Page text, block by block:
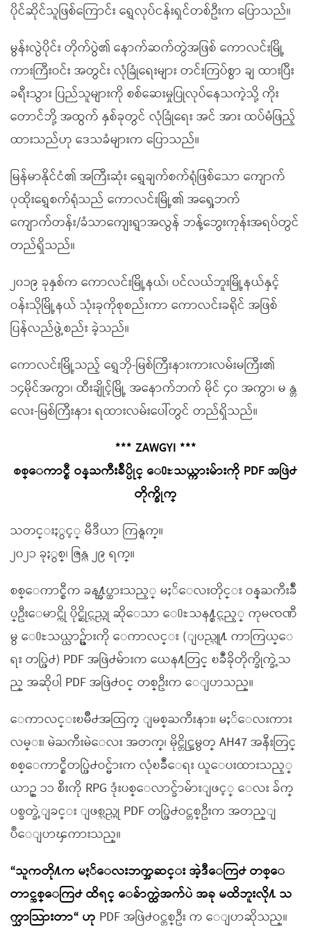
ပိုင်ဆိုင်သူဖြစ်ကြောင်း ရွှေလုပ်ငန်းရှင်တစ်ဦးက ပြောသည်။
မွန်းလွဲပိုင်း တိုက်ပွဲ၏ နောက်ဆက်တွဲအဖြစ် ကောလင်းမြို့
ကားကြီးဝင်း အတွင်း လုံခြုံရေးများ တင်းကြပ်စွာ ချ ထားပြီး
ခရီးသွား ပြည်သူများကို စစ်ဆေးမှုပြုလုပ်နေသကဲ့သို့ ကိုး
တောင်ဘို့ အထွက် နှစ်ခုတွင် လုံခြုံရေး အင် အား ထပ်မံဖြည့်
ထားသည်ဟု ဒေသခံများက ပြောသည်။
မြန်မာနိုင်ငံ၏ အကြီးဆုံး ရွှေချက်စက်ရုံဖြစ်သော ကျောက်
ပုထိုးရွှေစက်ရုံသည် ကောလင်းမြို့၏ အရှေ့ဘက်
ကျောက်တန်း/ခံသာကျေးရွာအလွန် ဘန့်ဘွေးကုန်းအရပ်တွင်
တည်ရှိသည်။
၂၀၁၉ ခုနှစ်က ကောလင်းမြို့နယ်၊ ပင်လယ်ဘူးမြို့နယ်နှင့်
ဝန်းသိုမြို့နယ် သုံးခုကိုစုစည်းကာ ကောလင်းခရိုင် အဖြစ်
ပြန်လည်ဖွဲ့စည်း ခဲ့သည်။
ကောလင်းမြို့သည့် ရွှေဘို-မြစ်ကြီးနားကားလမ်းမကြီး၏
၁၄မိုင်အကွာ၊ ထီးချိုင့်မြို့ အနောက်ဘက် မိုင် ၄၀ အကွာ၊ မ န္တ
လေး-မြစ်ကြီးနား ရထားလမ်းပေါ်တွင် တည်ရှိသည်။
*** ZAWGYI ***
စစ္ေကာင္စီ ဝန္ႀကီးခ်ဳပ္ပိုင္ ေ႐ႊသယ္ကားမ်ားကို PDF အဖြဲ႕
တိုက္ခိုက္
သတင္းႏွင့္ မီဒီယာ ကြန္ရက္။
၂၀၂၁ ခုႏွစ္၊ ဇြန္လ ၂၉ ရက္။
စစ္ေကာင္စီက ခန႔္အပ္ထားသည့္ မႏၲေလးတိုင္း ဝန္ႀကီးခ်ဳ
ပ္ဦးေမာင္ကို ပိုင္ဆိုင္သည္ဟု ဆိုေသာ ေ႐ႊသန႔္စင္သည့္ ကုမၸဏီ
မွ ေ႐ႊသယ္ယာဥ္မ်ားကို ေကာလင္း (ျပည္သူ႔ ကာကြယ္ေ
ရး တပ္ဖြဲ႕) PDF အဖြဲ႕မ်ားက ယေန႔တြင္ ၿခဳံခိုတိုက္ခိုက္ခဲ့သ
ည္ အဆိုပါ PDF အဖြဲ႕ဝင္ တစ္ဦးက ေျပာသည္။
ေကာလင္းၿမိဳ႕အထြက္ ျမစ္ႀကီးနား၊ မႏၲေလးကား
လမ္း၊ မဲႀကီးမဲေလး အတက္၊ မိုင္တိုင္အမွတ္ AH47 အနီးတြင္
စစ္ေကာင္စီတပ္ဖြဲ႕ဝင္မ်ားက လုံၿခဳံေရး ယူေပးထားသည့္
ယာဥ္ ၁၁ စီးကို RPG ဒုံးပစ္ေလာင္ခ်ာမ်ားျဖင့္ ေလး ခ်က္
ပစ္ခတ္ခဲ့ျခင္း ျဖစ္သည္ဟု PDF တပ္ဖြဲ႕ဝင္တစ္ဦးက အတည္ျ
ပဳေျပာၾကားသည္။
“သူကတို႔က မႏၲေလးဘက္အဆင္း အဲ့ဒီေကြ႕ တစ္ေ
တာင္ဆစ္ေကြ႕ ထိရင္ ေခ်ာက္ထဲအက်ပဲ အခု မထိဘူးလို႔ သ
က္သာသြားတာ“ ဟု PDF အဖြဲ႕ဝင္တစ္ဦး က ေျပာဆိုသည္။